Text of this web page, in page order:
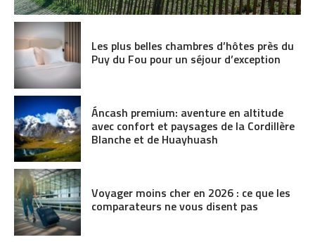
Les plus belles chambres d’hôtes près du
Puy du Fou pour un séjour d’exception
Áncash premium: aventure en altitude
avec confort et paysages de la Cordillère
Blanche et de Huayhuash
Voyager moins cher en 2026 : ce que les
comparateurs ne vous disent pas